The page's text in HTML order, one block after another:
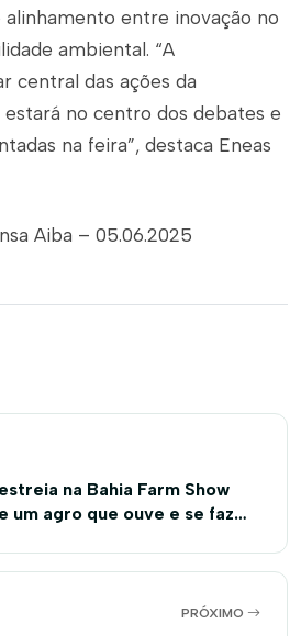
alinhamento entre inovação no
ambiental. “A
central das ações da
estará no centro dos debates e
na feira”, destaca Eneas
Aiba – 05.06.2025
na Bahia Farm Show
um agro que ouve e se faz
PRÓXIMO